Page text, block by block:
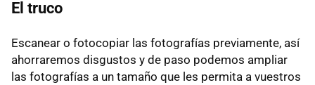
El truco
Escanear o fotocopiar las fotografías previamente, así
ahorraremos disgustos y de paso podemos ampliar
las fotografías a un tamaño que les permita a vuestros